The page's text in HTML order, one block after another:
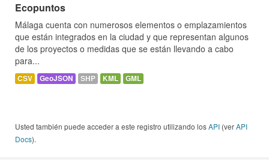
Ecopuntos
Málaga cuenta con numerosos elementos o emplazamientos
que están integrados en la ciudad y que representan algunos
de los proyectos o medidas que se están llevando a cabo
para...
CSV GeoJSON SHP KML GML
Usted también puede acceder a este registro utilizando losAPI (verAPI
Docs).